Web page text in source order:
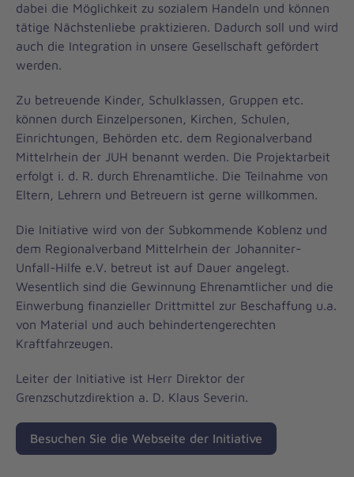
dabei die Möglichkeit zu sozialem Handeln und können
tätige Nächstenliebe praktizieren. Dadurch soll und wird
auch die Integration in unsere Gesellschaft gefördert
werden.
Zu betreuende Kinder, Schulklassen, Gruppen etc.
können durch Einzelpersonen, Kirchen, Schulen,
Einrichtungen, Behörden etc. dem Regionalverband
Mittelrhein der JUH benannt werden. Die Projektarbeit
erfolgt i. d. R. durch Ehrenamtliche. Die Teilnahme von
Eltern, Lehrern und Betreuern ist gerne willkommen.
Die Initiative wird von der Subkommende Koblenz und
dem Regionalverband Mittelrhein der Johanniter-
Unfall-Hilfe e.V. betreut ist auf Dauer angelegt.
Wesentlich sind die Gewinnung Ehrenamtlicher und die
Einwerbung finanzieller Drittmittel zur Beschaffung u.a.
von Material und auch behindertengerechten
Kraftfahrzeugen.
Leiter der Initiative ist Herr Direktor der
Grenzschutzdirektion a. D. Klaus Severin.
Besuchen Sie die Webseite der Initiative